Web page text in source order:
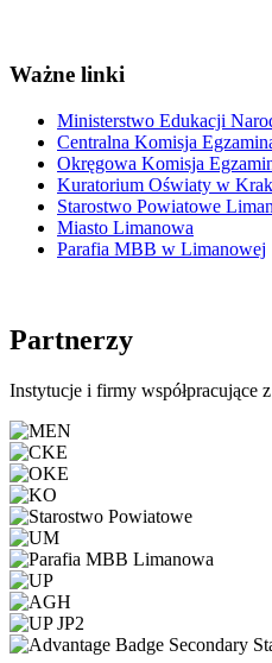
Ważne linki
Ministerstwo Edukacji
Centralna Komisja
Okręgowa Komisja
Kuratorium Oświaty w
Starostwo Powiatowe
Miasto Limanowa
Parafia MBB w Limanowej
Partnerzy
Instytucje i firmy współpracujące